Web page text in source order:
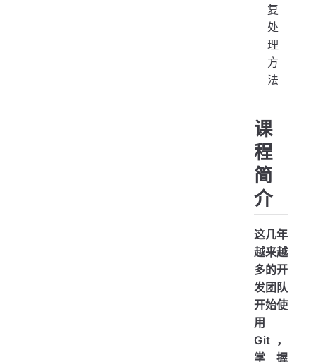
复
处
理
方
法
课
程
简
介
这几年
越来越
多的开
发团队
开始使
用
Git，
掌握